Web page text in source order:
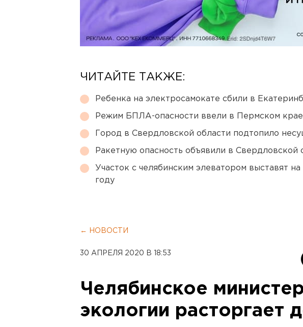
ЧИТАЙТЕ ТАКЖЕ:
Ребенка на электросамокате сбили в
Режим БПЛА-опасности ввели в Пермском крае
Город в Свердловской области подтопило
Ракетную опасность объявили в Свердловской
Участок с челябинским элеватором выставят
году
← НОВОСТИ
30 АПРЕЛЯ 2020 В 18:53
Челябинское
экологии расторгает